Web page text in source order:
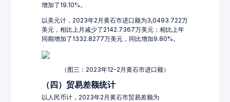
增加了19.10%。
以美元计，2023年2月黄石市进口额为3,0493.722万
美元，相比上月减少了2142.7367万美元；相比上年
同期增加了1332.8277万美元，同比增加9.80%。
（图三：2023年12-2月黄石市进口额）
（四）贸易差额统计
以人民币计，2023年2月黄石市贸易差额为